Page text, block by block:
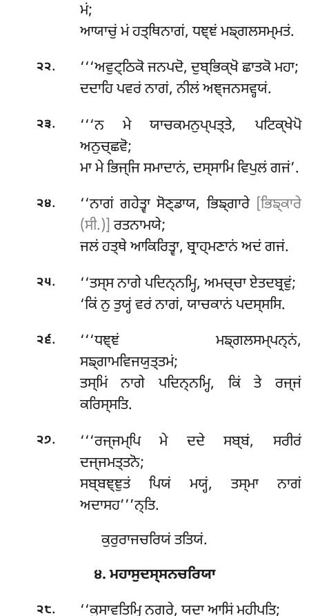
ਮਂ;
ਆਯਾਚੁਂ ਮਂ ਹਤ੍ਥਿਨਾਗਂ, ਧਞ੍ਞਂ ਮਙ੍ਗਲਸਮ੍ਮਤਂ.
੨੨.
‘‘‘ਅਵੁਟ੍ਠਿਕੋ ਜਨਪਦੋ, ਦੁਬ੍ਭਿਕ੍ਖੋ ਛਾਤਕੋ ਮਹਾ;
ਦਦਾਹਿ ਪਵਰਂ ਨਾਗਂ, ਨੀਲਂ ਅਞ੍ਜਨਸਵ੍ਹਯਂ.
੨੩. ‘‘‘ਨਮੇ ਯਾਚਕਮਨੁਪ੍ਪਤ੍ਤੇ, ਪਟਿਕ੍ਖੇਪੋ
ਅਨੁਚ੍ਛਵੋ;
ਮਾ ਮੇ ਭਿਜ੍ਜਿ ਸਮਾਦਾਨਂ, ਦਸ੍ਸਾਮਿ ਵਿਪੁਲਂ ਗਜਂ’.
੨੪. ‘‘ਨਾਗਂ ਗਹੇਤ੍ਵਾ ਸੋਣ੍ਡਾਯ, ਭਿਙ੍ਗਾਰੇ [ਭਿਙ੍ਕਾਰੇ
(ਸੀ.)] ਰਤਨਾਮਯੇ;
ਜਲਂ ਹਤ੍ਥੇ ਆਕਿਰਿਤ੍ਵਾ, ਬ੍ਰਾਹ੍ਮਣਾਨਂ ਅਦਂ ਗਜਂ.
੨੫.
‘‘ਤਸ੍ਸ ਨਾਗੇ ਪਦਿਨ੍ਨਮ੍ਹਿ, ਅਮਚ੍ਚਾ ਏਤਦਬ੍ਰਵੁਂ;
‘ਕਿਂ ਨੁ ਤੁਯ੍ਹਂ ਵਰਂ ਨਾਗਂ, ਯਾਚਕਾਨਂ ਪਦਸ੍ਸਸਿ.
੨੬. ‘‘‘ਧਞ੍ਞਂਮਙ੍ਗਲਸਮ੍ਪਨ੍ਨਂ,
ਸਙ੍ਗਾਮਵਿਜਯੁਤ੍ਤਮਂ;
ਤਸ੍ਮਿਂ ਨਾਗੇ ਪਦਿਨ੍ਨਮ੍ਹਿ, ਕਿਂ ਤੇ ਰਜ੍ਜਂ
ਕਰਿਸ੍ਸਤਿ.
੨੭.
‘‘‘ਰਜ੍ਜਮ੍ਪਿ ਮੇ ਦਦੇ ਸਬ੍ਬਂ, ਸਰੀਰਂ
ਦਜ੍ਜਮਤ੍ਤਨੋ;
ਸਬ੍ਬਞ੍ਞੁਤਂ ਪਿਯਂ ਮਯ੍ਹਂ, ਤਸ੍ਮਾ ਨਾਗਂ
ਅਦਾਸਹ’’’ਨ੍ਤਿ.
ਕੁਰੁਰਾਜਚਰਿਯਂ ਤਤਿਯਂ.
੪. ਮਹਾਸੁਦਸ੍ਸਨਚਰਿਯਾ
੨੮. ‘‘ਕੁਸਾਵਤਿਮ੍ਹਿ ਨਗਰੇ, ਯਦਾ ਆਸਿਂ ਮਹੀਪਤਿ;